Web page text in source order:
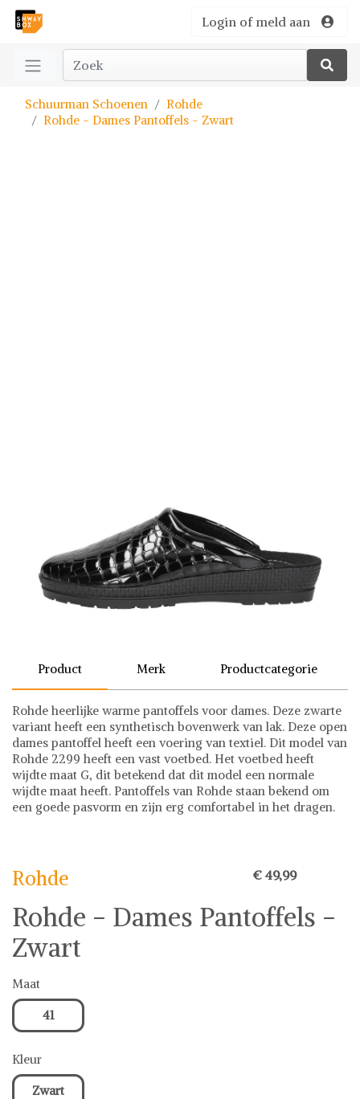
Login of meld aan
Schuurman Schoenen
Rohde
Rohde - Dames Pantoffels - Zwart
Product Merk Productcategorie
Rohde heerlijke warme pantoffels voor dames. Deze zwarte
variant heeft een synthetisch bovenwerk van lak. Deze open
dames pantoffel heeft een voering van textiel. Dit model van
Rohde 2299 heeft een vast voetbed. Het voetbed heeft
wijdte maat G, dit betekend dat dit model een normale
wijdte maat heeft. Pantoffels van Rohde staan bekend om
een goede pasvorm en zijn erg comfortabel in het dragen.
Rohde € 49,99
Rohde - Dames Pantoffels -
Zwart
Maat
41
Kleur
Zwart